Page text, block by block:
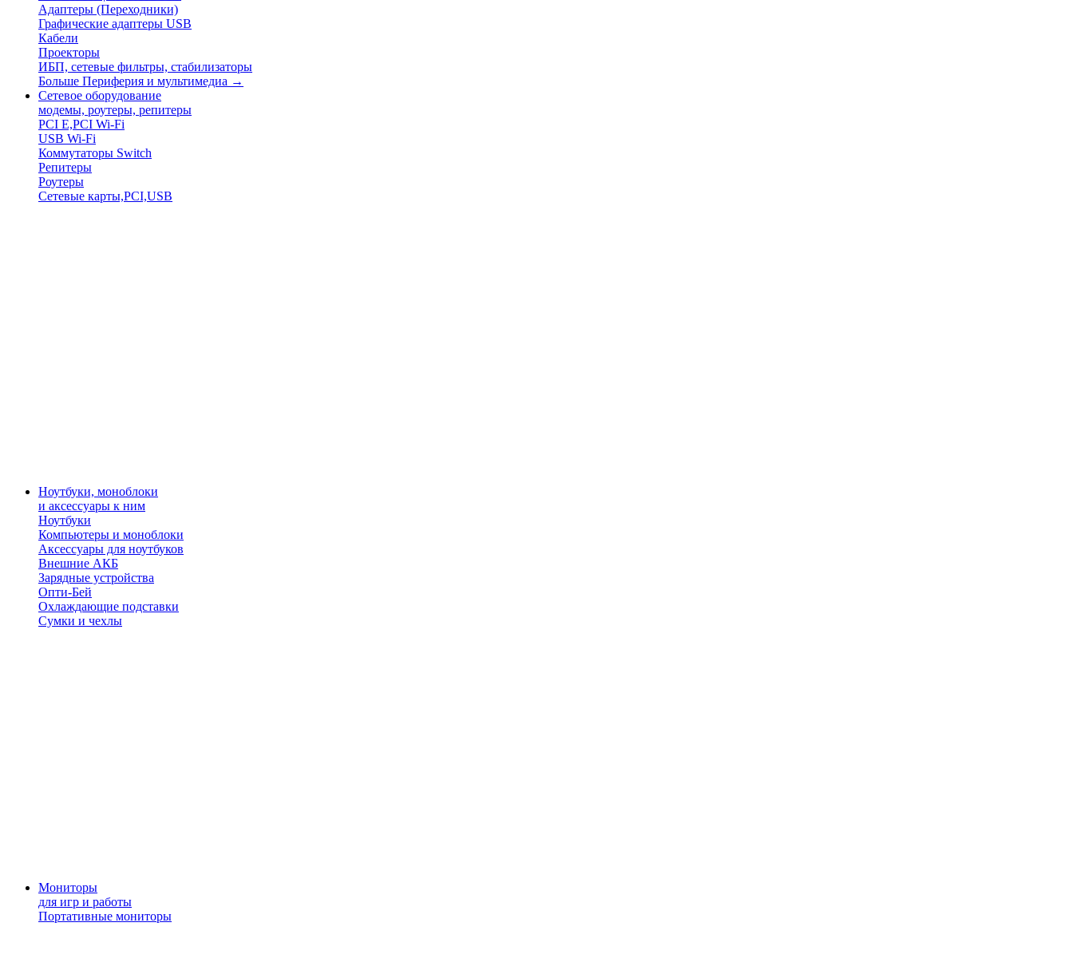
Адаптеры (Переходники)
Графические адаптеры USB
Кабели
Проекторы
ИБП, сетевые фильтры, стабилизаторы
Больше Периферия и мультимедиа →
Сетевое оборудование
модемы, роутеры, репитеры
PCI E,PCI Wi-Fi
USB Wi-Fi
Коммутаторы Switch
Репитеры
Роутеры
Сетевые карты,PCI,USB
Ноутбуки, моноблоки
и аксессуары к ним
Ноутбуки
Компьютеры и моноблоки
Аксессуары для ноутбуков
Внешние АКБ
Зарядные устройства
Опти-Бей
Охлаждающие подставки
Сумки и чехлы
Мониторы
для игр и работы
Портативные мониторы